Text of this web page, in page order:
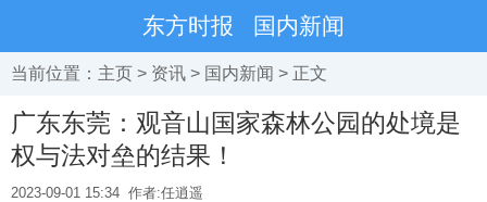
东方时报 国内新闻
当前位置： 主页 > 资讯 > 国内新闻 > 正文
广东东莞：观音山国家森林公园的处境是
权与法对垒的结果！
2023-09-01 15:34 作者:任逍遥